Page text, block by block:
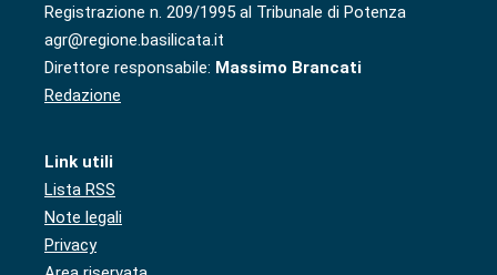
Registrazione n. 209/1995 al Tribunale di Potenza
agr@regione.basilicata.it
Direttore responsabile: Massimo Brancati
Redazione
Link utili
Lista RSS
Note legali
Privacy